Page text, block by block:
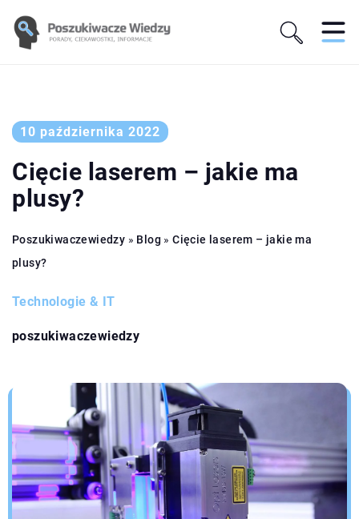
10 października 2022
Cięcie laserem – jakie ma
plusy?
Poszukiwaczewiedzy » Blog »Cięcie laserem – jakie ma
plusy?
Technologie & IT
poszukiwaczewiedzy